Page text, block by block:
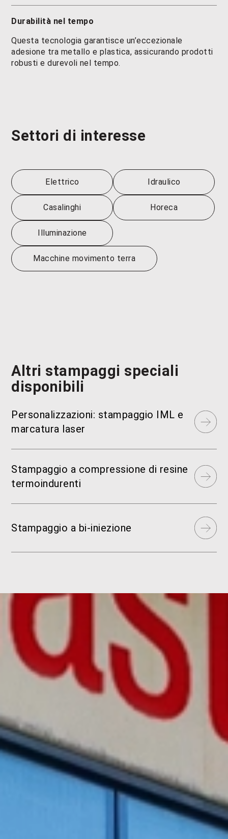
Durabilità nel tempo
Questa tecnologia garantisce un’eccezionale
adesione tra metallo e plastica, assicurando prodotti
robusti e durevoli nel tempo.
Settori di interesse
Elettrico Idraulico
Casalinghi Horeca
Illuminazione
Macchine movimento terra
Altri stampaggi speciali
disponibili
Personalizzazioni: stampaggio IML e
marcatura laser
Stampaggio a compressione di resine
termoindurenti
Stampaggio a bi‑iniezione